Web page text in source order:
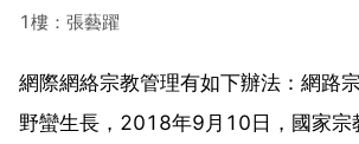
1樓：張藝躍
網際網絡宗教管理有如下辦法：網路
野蠻生長，2018年9月10日，國家宗